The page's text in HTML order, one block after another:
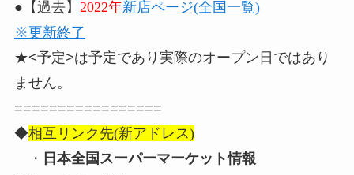
●【過去】 2022年新店ページ(全国一覧)
※更新終了
★<予定>は予定であり実際のオープン日ではあり
ません。
=================
◆相互リンク先(新アドレス)
・ 日本全国スーパーマーケット情報